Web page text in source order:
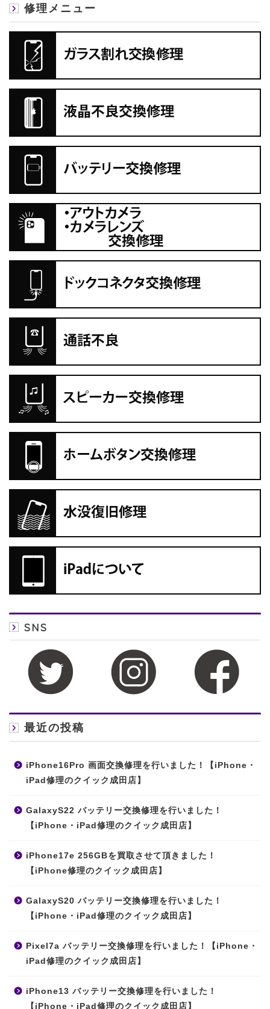
修理メニュー
SNS
最近の投稿
iPhone16Pro 画面交換修理を行いました！【iPhone・
iPad修理のクイック成田店】
GalaxyS22 バッテリー交換修理を行いました！
【iPhone・iPad修理のクイック成田店】
iPhone17e 256GBを買取させて頂きました！
【iPhone修理のクイック成田店】
GalaxyS20 バッテリー交換修理を行いました！
【iPhone・iPad修理のクイック成田店】
Pixel7a バッテリー交換修理を行いました！【iPhone・
iPad修理のクイック成田店】
iPhone13 バッテリー交換修理を行いました！
【iPhone・iPad修理のクイック成田店】